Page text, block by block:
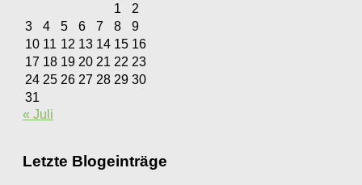
1
2
3
4 5 6 7 8
9
10 11 12 13 14 15 16
17 18 19 20 21 22 23
24 25 26 27 28 29 30
31
« Juli
Letzte Blogeinträge